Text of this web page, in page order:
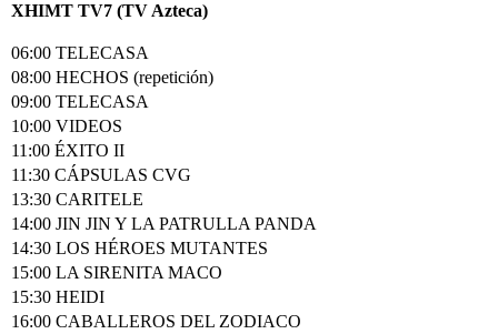
XHIMT TV7 (TV Azteca)
06:00 TELECASA
08:00 HECHOS (repetición)
09:00 TELECASA
10:00 VIDEOS
11:00 ÉXITO II
11:30 CÁPSULAS CVG
13:30 CARITELE
14:00 JIN JIN Y LA PATRULLA PANDA
14:30 LOS HÉROES MUTANTES
15:00 LA SIRENITA MACO
15:30 HEIDI
16:00 CABALLEROS DEL ZODIACO